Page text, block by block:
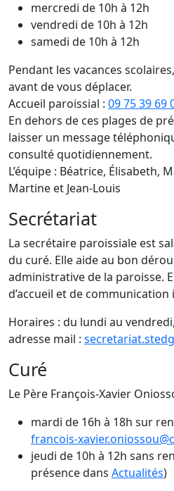
mercredi de 10h à 12h
vendredi de 10h à 12h
samedi de 10h à 12h
Pendant les vacances
avant de vous déplacer.
Accueil paroissial : 09 75 39 69
En dehors de ces plages de
laisser un message
consulté quotidiennement.
L’équipe : Béatrice, Élisabeth,
Martine et Jean-Louis
Secrétariat
La secrétaire paroissiale est
du curé. Elle aide au bon
administrative de la paroisse.
d’accueil et de
Horaires : du lundi au
adresse mail :
Curé
Le Père François-Xavier
mardi de 16h à 18h sur
francois-
jeudi de 10h à 12h sans
présence dans Actualités)